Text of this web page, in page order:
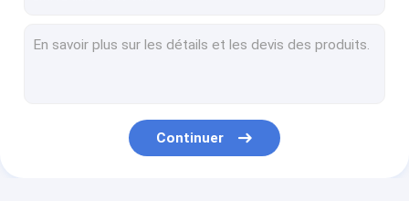
Filtre de HEPA faisant la machine
Continuer